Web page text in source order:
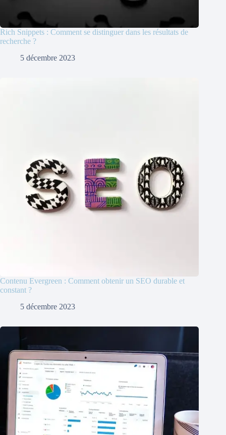
Rich Snippets : Comment se distinguer dans les résultats de
recherche ?
5 décembre 2023
Contenu Evergreen : Comment obtenir un SEO durable et
constant ?
5 décembre 2023